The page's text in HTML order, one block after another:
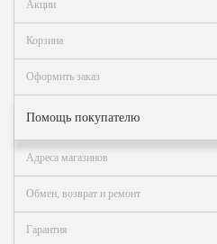
Акции
Корзина
Оформить заказ
Помощь покупателю
Адреса магазинов
Обмен, возврат и ремонт
Гарантия